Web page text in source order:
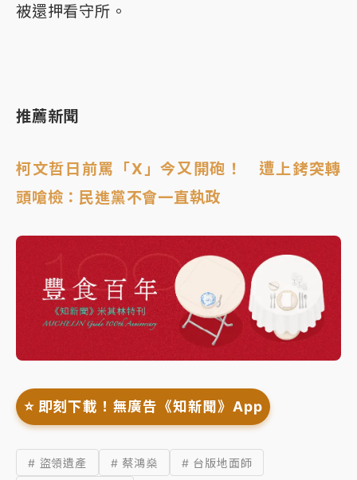
被還押看守所。
推薦新聞
柯文哲日前罵「X」今又開砲！ 遭上銬突轉
頭嗆檢：民進黨不會一直執政
⭐️ 即刻下載！無廣告《知新聞》App
# 盜領遺產 # 蔡鴻燊 # 台版地面師